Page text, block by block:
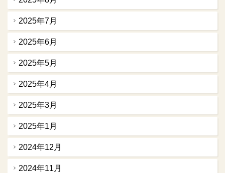
2025年7月
2025年6月
2025年5月
2025年4月
2025年3月
2025年1月
2024年12月
2024年11月